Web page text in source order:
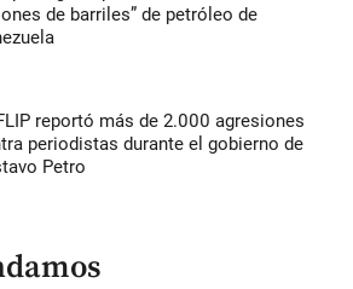
de barriles” de petróleo de
reportó más de 2.000 agresiones
periodistas durante el gobierno de
Petro